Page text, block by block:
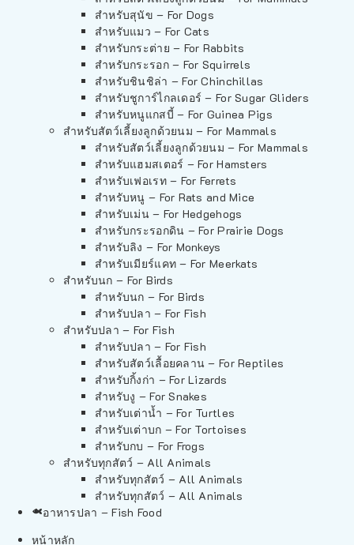
สำหรับสุนัข – For Dogs
สำหรับแมว – For Cats
สำหรับกระต่าย – For Rabbits
สำหรับกระรอก – For Squirrels
สำหรับชินชิล่า – For Chinchillas
สำหรับชูการ์ไกลเดอร์ – For Sugar Gliders
สำหรับหนูแกสบี้ – For Guinea Pigs
สำหรับสัตว์เลี้ยงลูกด้วยนม – For Mammals
สำหรับสัตว์เลี้ยงลูกด้วยนม – For Mammals
สำหรับแฮมสเตอร์ – For Hamsters
สำหรับเฟอเรท – For Ferrets
สำหรับหนู – For Rats and Mice
สำหรับเม่น – For Hedgehogs
สำหรับกระรอกดิน – For Prairie Dogs
สำหรับลิง – For Monkeys
สำหรับเมียร์แคท – For Meerkats
สำหรับนก – For Birds
สำหรับนก – For Birds
สำหรับปลา – For Fish
สำหรับปลา – For Fish
สำหรับปลา – For Fish
สำหรับสัตว์เลื้อยคลาน – For Reptiles
สำหรับกิ้งก่า – For Lizards
สำหรับงู – For Snakes
สำหรับเต่าน้ำ – For Turtles
สำหรับเต่าบก – For Tortoises
สำหรับกบ – For Frogs
สำหรับทุกสัตว์ – All Animals
สำหรับทุกสัตว์ – All Animals
สำหรับทุกสัตว์ – All Animals
อาหารปลา – Fish Food
หน้าหลัก